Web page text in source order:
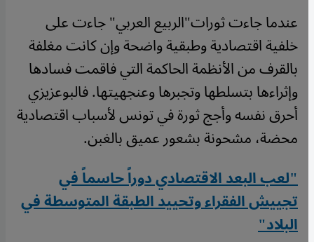
عندما جاءت ثورات"الربيع العربي" جاءت على
خلفية اقتصادية وطبقية واضحة وإن كانت مغلفة
بالقرف من الأنظمة الحاكمة التي فاقمت فسادها
وإثراءها بتسلطها وتجبرها وعنجهيتها. فالبوعزيزي
أحرق نفسه وأجج ثورة في تونس لأسباب اقتصادية
محضة، مشحونة بشعور عميق بالغبن.
"لعب البعد الاقتصادي دوراً حاسماً في
تجييش الفقراء وتحييد الطبقة المتوسطة في
البلاد"